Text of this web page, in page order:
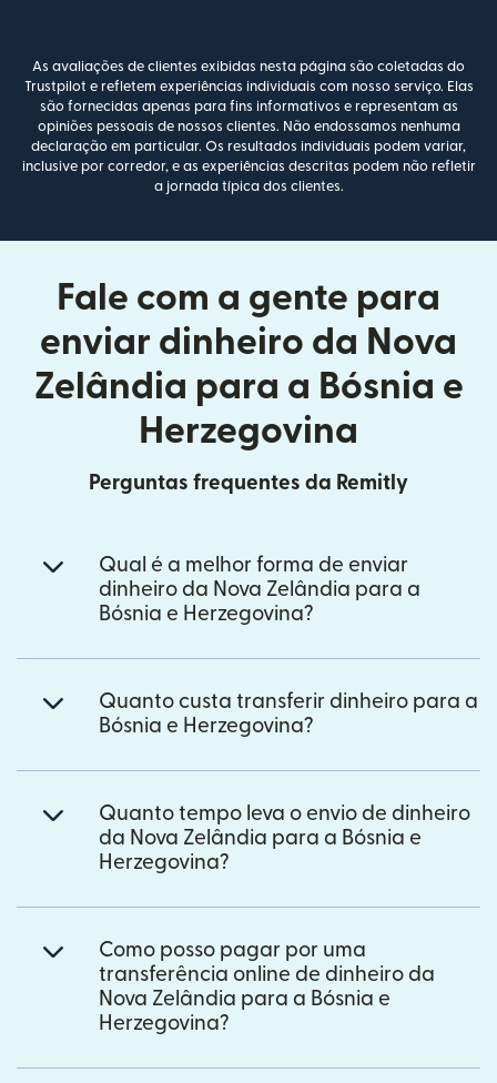
As avaliações de clientes exibidas nesta página são coletadas do
Trustpilot e refletem experiências individuais com nosso serviço. Elas
são fornecidas apenas para fins informativos e representam as
opiniões pessoais de nossos clientes. Não endossamos nenhuma
declaração em particular. Os resultados individuais podem variar,
inclusive por corredor, e as experiências descritas podem não refletir
a jornada típica dos clientes.
Fale com a gente para
enviar dinheiro da Nova
Zelândia para a Bósnia e
Herzegovina
Perguntas frequentes da Remitly
Qual é a melhor forma de enviar
dinheiro da Nova Zelândia para a
Bósnia e Herzegovina?
Quanto custa transferir dinheiro para a
Bósnia e Herzegovina?
Quanto tempo leva o envio de dinheiro
da Nova Zelândia para a Bósnia e
Herzegovina?
Como posso pagar por uma
transferência online de dinheiro da
Nova Zelândia para a Bósnia e
Herzegovina?